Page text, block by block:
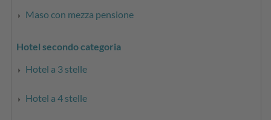
Maso con mezza pensione
Hotel secondo categoria
Hotel a 3 stelle
Hotel a 4 stelle